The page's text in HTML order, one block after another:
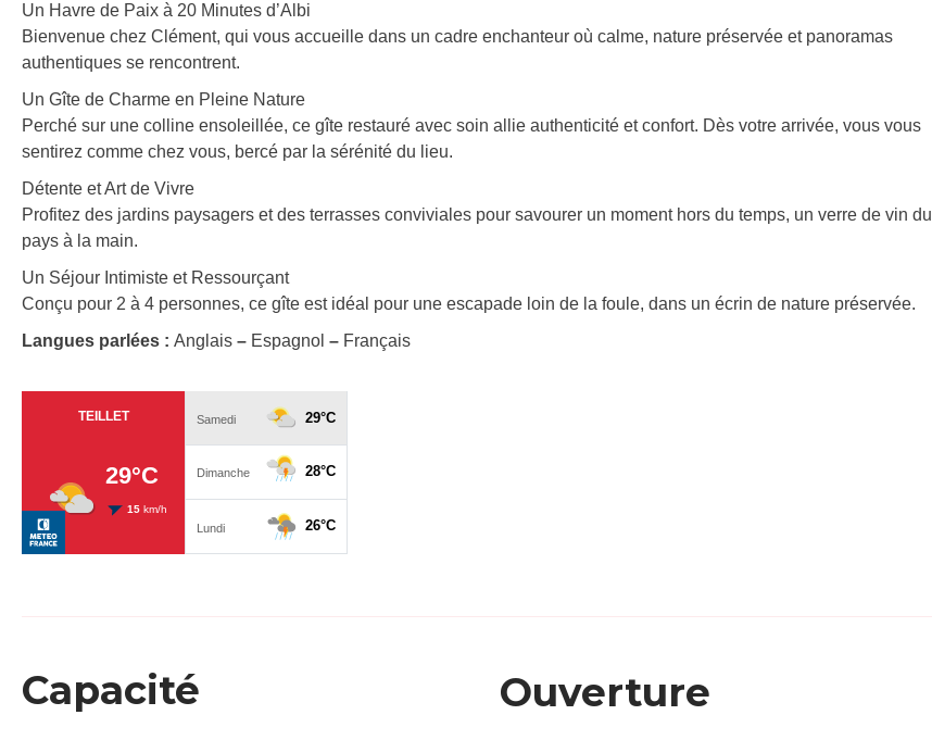
Un Havre de Paix à 20 Minutes d’Albi
Bienvenue chez Clément, qui vous accueille dans un cadre enchanteur où calme, nature préservée et panoramas
authentiques se rencontrent.
Un Gîte de Charme en Pleine Nature
Perché sur une colline ensoleillée, ce gîte restauré avec soin allie authenticité et confort. Dès votre arrivée, vous vous
sentirez comme chez vous, bercé par la sérénité du lieu.
Détente et Art de Vivre
Profitez des jardins paysagers et des terrasses conviviales pour savourer un moment hors du temps, un verre de vin du
pays à la main.
Un Séjour Intimiste et Ressourçant
Conçu pour 2 à 4 personnes, ce gîte est idéal pour une escapade loin de la foule, dans un écrin de nature préservée.
Langues parlées : Anglais – Espagnol – Français
Capacité Ouverture